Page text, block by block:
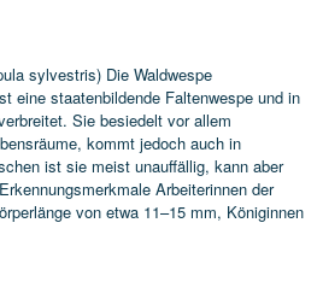
sylvestris) Die Waldwespe
eine staatenbildende Faltenwespe und in
Sie besiedelt vor allem
kommt jedoch auch in
ist sie meist unauffällig, kann aber
Arbeiterinnen der
von etwa 11–15 mm, Königinnen